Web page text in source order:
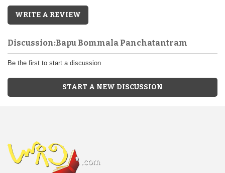
WRITE A REVIEW
Discussion:Bapu Bommala Panchatantram
Be the first to start a discussion
START A NEW DISCUSSION